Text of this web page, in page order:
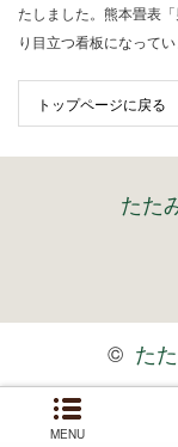
たしました。熊本畳表
り目立つ看板になって
トップページに戻る
たた
MENU
© た